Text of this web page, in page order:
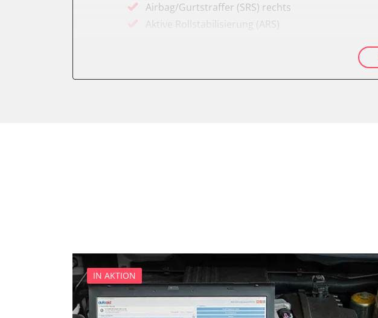
Airbag/Gurtstraffer (SRS) rechts
Aktive Rollstabilisierung (ARS)
Dämpfungssystem vorne rechts
Diagnoseschnittstelle (EOBD/OBDII)
Diebstahlwarnanlage
Dynamiksteuerung
IN AKTION